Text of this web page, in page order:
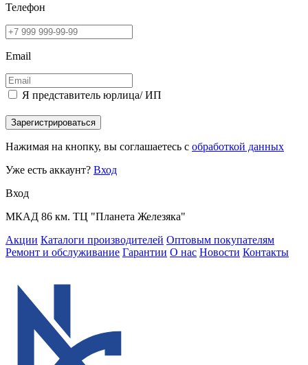
Телефон
Email
Я представитель юрлица/ ИП
Зарегистрироваться
Нажимая на кнопку, вы соглашаетесь с обработкой данных
Уже есть аккаунт? Вход
Вход
МКАД 86 км. ТЦ "Планета Железяка"
Акции Каталоги производителей Оптовым покупателям
Ремонт и обслуживание Гарантии О нас Новости Контакты